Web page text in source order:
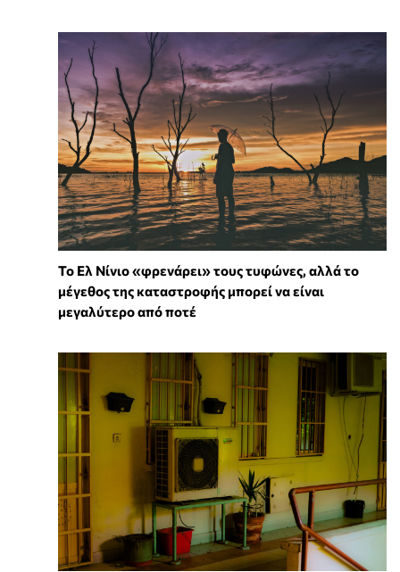
Το Ελ Νίνιο «φρενάρει» τους τυφώνες, αλλά το
μέγεθος της καταστροφής μπορεί να είναι
μεγαλύτερο από ποτέ